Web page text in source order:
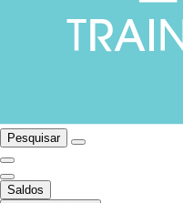
Pesquisar
Saldos